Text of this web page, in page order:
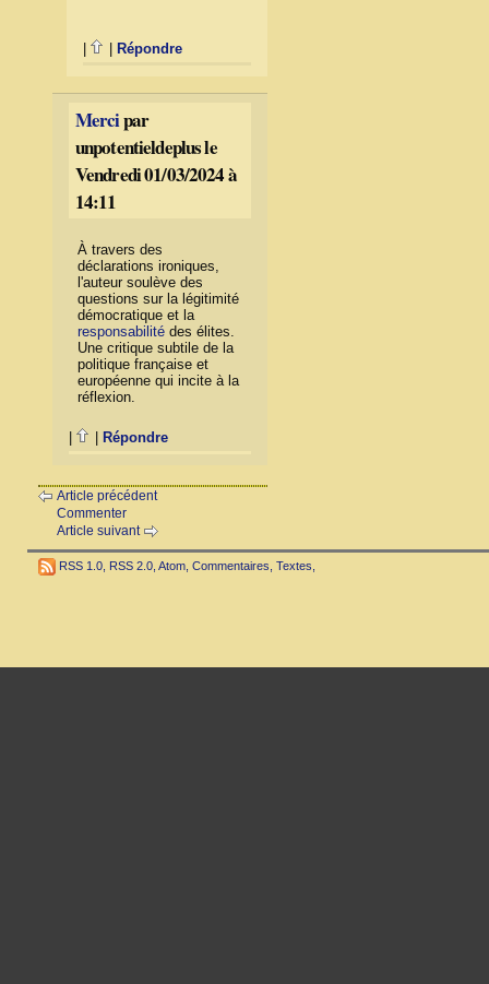
Répondre
Mercipar
unpotentieldeplus le
Vendredi 01/03/2024 à
14:11
À travers des
déclarations ironiques,
l'auteur soulève des
questions sur la légitimité
démocratique et la
responsabilitédes élites.
Une critique subtile de la
politique française et
européenne qui incite à la
réflexion.
Répondre
Article précédent
Commenter
Article suivant
RSS 1.0 RSS 2.0 Atom Commentaires Textes